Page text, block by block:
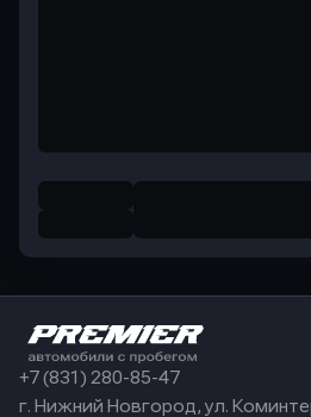
+7 (831) 280-85-47
г. Нижний Новгород, ул.